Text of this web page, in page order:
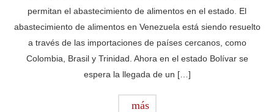
permitan el abastecimiento de alimentos en el estado. El
abastecimiento de alimentos en Venezuela está siendo resuelto
a través de las importaciones de países cercanos, como
Colombia, Brasil y Trinidad. Ahora en el estado Bolívar se
espera la llegada de un […]
más